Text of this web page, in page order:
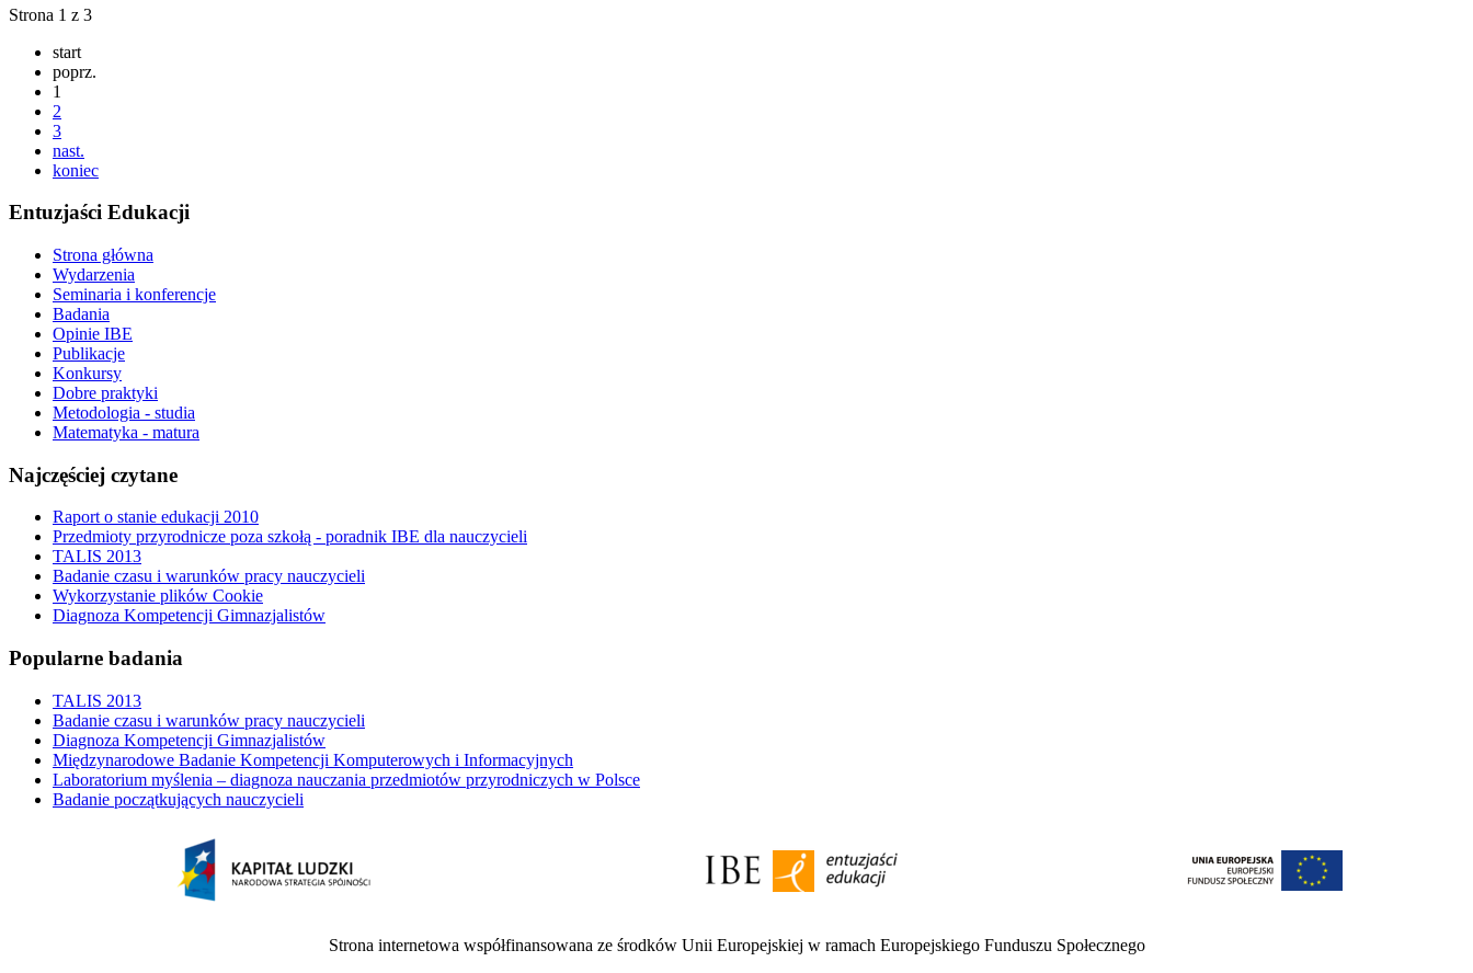
Strona 1 z 3
start
poprz.
1
2
3
nast.
koniec
Entuzjaści Edukacji
Strona główna
Wydarzenia
Seminaria i konferencje
Badania
Opinie IBE
Publikacje
Konkursy
Dobre praktyki
Metodologia - studia
Matematyka - matura
Najczęściej czytane
Raport o stanie edukacji 2010
Przedmioty przyrodnicze poza szkołą - poradnik IBE dla nauczycieli
TALIS 2013
Badanie czasu i warunków pracy nauczycieli
Wykorzystanie plików Cookie
Diagnoza Kompetencji Gimnazjalistów
Popularne badania
TALIS 2013
Badanie czasu i warunków pracy nauczycieli
Diagnoza Kompetencji Gimnazjalistów
Międzynarodowe Badanie Kompetencji Komputerowych i Informacyjnych
Laboratorium myślenia – diagnoza nauczania przedmiotów przyrodniczych w Polsce
Badanie początkujących nauczycieli
Strona internetowa współfinansowana ze środków Unii Europejskiej w ramach Europejskiego Funduszu Społecznego